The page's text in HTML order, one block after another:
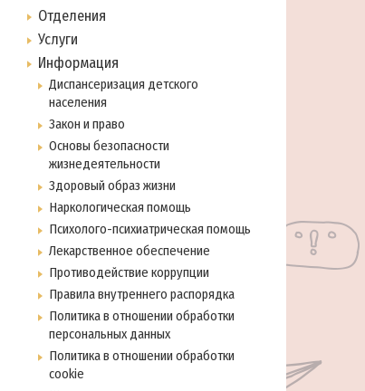
Отделения
Услуги
Информация
Диспансеризация детского
населения
Закон и право
Основы безопасности
жизнедеятельности
Здоровый образ жизни
Наркологическая помощь
Психолого-психиатрическая помощь
Лекарственное обеспечение
Противодействие коррупции
Правила внутреннего распорядка
Политика в отношении обработки
персональных данных
Политика в отношении обработки
cookie